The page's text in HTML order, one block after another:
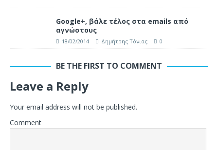
Google+, βάλε τέλος στα emails από
αγνώστους
18/02/2014 Δημήτρης Τόνιας 0
BE THE FIRST TO COMMENT
Leave a Reply
Your email address will not be published.
Comment